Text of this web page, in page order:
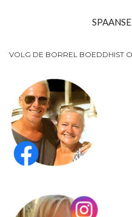
VOLG DE BORREL BOEDDHIST